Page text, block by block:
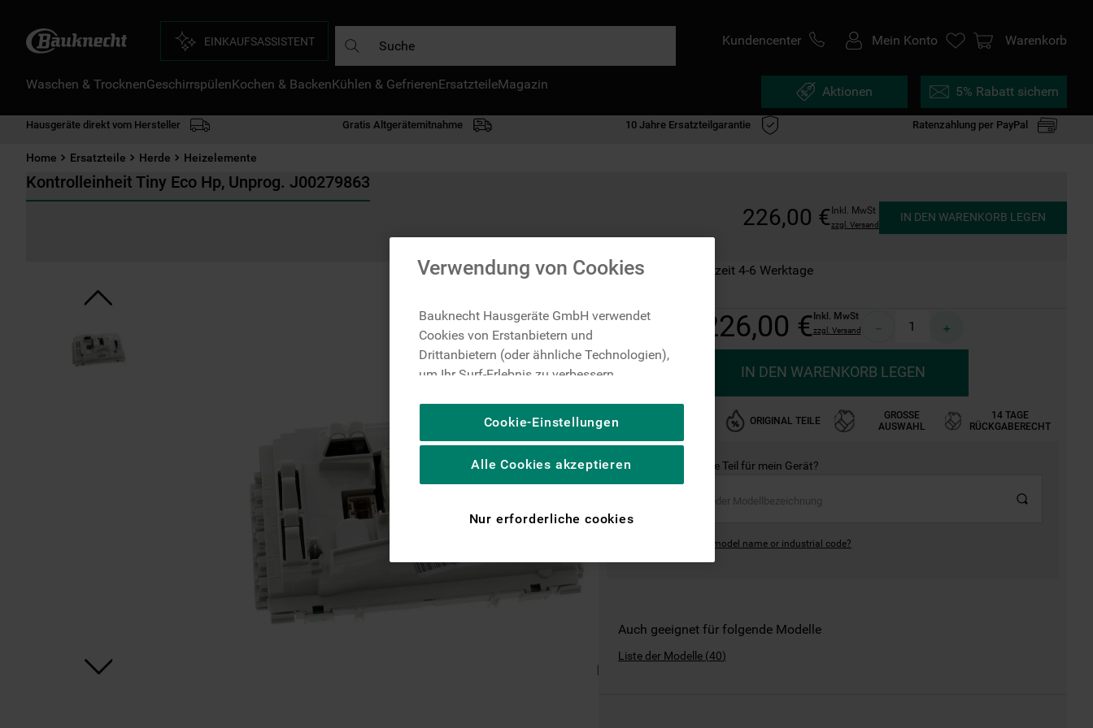
EINKAUFSASSISTENT Kundencenter Mein Konto Warenkorb
Waschen & TrocknenGeschirrspülenKochen & BackenKühlen & GefrierenErsatzteileMagazin Aktionen 5% Rabatt sichern
Hausgeräte direkt vom Hersteller Gratis Altgerätemitnahme 10 Jahre Ersatzteilgarantie Ratenzahlung per PayPal
Home Ersatzteile Herde Heizelemente
Kontrolleinheit Tiny Eco Hp, Unprog. J00279863
226,00 € Inkl. MwSt
zzgl. Versand
IN DEN WARENKORB LEGEN
Auf Lager: Lieferzeit 4-6 Werktage
226,00 €Inkl. MwSt
zzgl. Versand ＋
IN DEN WARENKORB LEGEN
ORIGINAL TEILE
GROSSE A
USWAHL
14 TAGE
RÜCKGABERECHT
Ist dies das richtige Teil für mein Gerät?
Where can I find the model name or industrial code?
Auch geeignet für folgende Modelle
Liste der Modelle (40)
Verwendung von Cookies
Bauknecht Hausgeräte GmbH verwendet
Cookies von Erstanbietern und
Drittanbietern (oder ähnliche Technologien),
um Ihr Surf-Erlebnis zu verbessern
um die redaktionellen Inhalte der Website
basierend auf Ihrer Nutzung der Website zu
personalisieren, die Funktionalität der
spezifische Funktionen anzubieten
Werbung basierend auf Ihren
Gewohnheiten, Interaktionen mit unseren
(einschließlich über Drittanbieter und auf
Plattformen, beispielsweise Google LLC –
Cookie-Einstellungen
Nur erforderliche cookies
Alle Cookies akzeptieren
DIE HÄUFIGSTEN SUCHANFRAGEN
gefrierschrank